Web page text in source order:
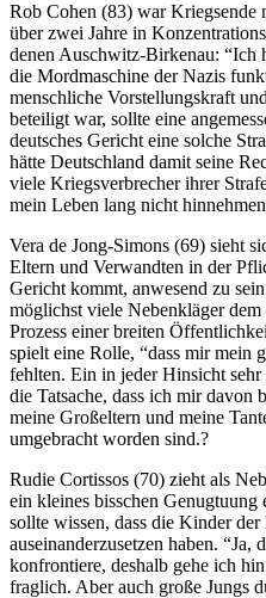
Rob Cohen (83) war Kriegsende
über zwei Jahre in
denen Auschwitz-Birkenau: “Ich
die Mordmaschine der Nazis
menschliche Vorstellungskraft
beteiligt war, sollte eine
deutsches Gericht eine solche
hätte Deutschland damit seine
viele Kriegsverbrecher ihrer
mein Leben lang nicht
Vera de Jong-Simons (69) sieht
Eltern und Verwandten in der
Gericht kommt, anwesend zu
möglichst viele Nebenkläger
Prozess einer breiten
spielt eine Rolle, “dass mir mein
fehlten. Ein in jeder Hinsicht
die Tatsache, dass ich mir davon
meine Großeltern und meine
umgebracht worden sind.?
Rudie Cortissos (70) zieht als
ein kleines bisschen
sollte wissen, dass die Kinder
auseinanderzusetzen haben. “Ja,
konfrontiere, deshalb gehe ich
fraglich. Aber auch große Jungs